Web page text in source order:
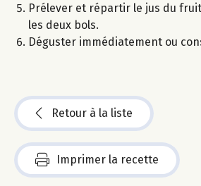
Prélever et répartir le jus du
les deux bols.
Déguster immédiatement ou
Retour à la liste
Imprimer la recette